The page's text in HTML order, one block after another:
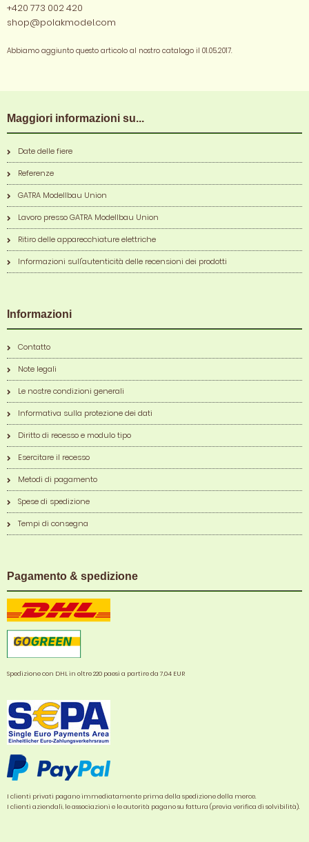
+420 773 002 420
shop@polakmodel.com
Abbiamo aggiunto questo articolo al nostro catalogo il 01.05.2017.
Maggiori informazioni su...
Date delle fiere
Referenze
GATRA Modellbau Union
Lavoro presso GATRA Modellbau Union
Ritiro delle apparecchiature elettriche
Informazioni sull'autenticità delle recensioni dei prodotti
Informazioni
Contatto
Note legali
Le nostre condizioni generali
Informativa sulla protezione dei dati
Diritto di recesso e modulo tipo
Esercitare il recesso
Metodi di pagamento
Spese di spedizione
Tempi di consegna
Pagamento & spedizione
Spedizione con DHL in oltre 220 paesi a partire da 7,04 EUR
I clienti privati pagano immediatamente prima della spedizione della merce.
I clienti aziendali, le associazioni e le autorità pagano su fattura (previa verifica di solvibilità).